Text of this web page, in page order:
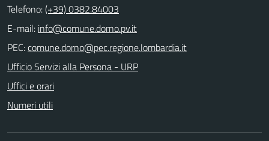
Telefono:(+39) 0382.84003
E-mail:
PEC:
Ufficio Servizi alla Persona - URP
Uffici e orari
Numeri utili